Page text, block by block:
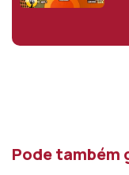
Pode também